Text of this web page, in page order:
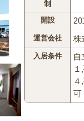
制
開設
運営会社 株
入居条件
自
可